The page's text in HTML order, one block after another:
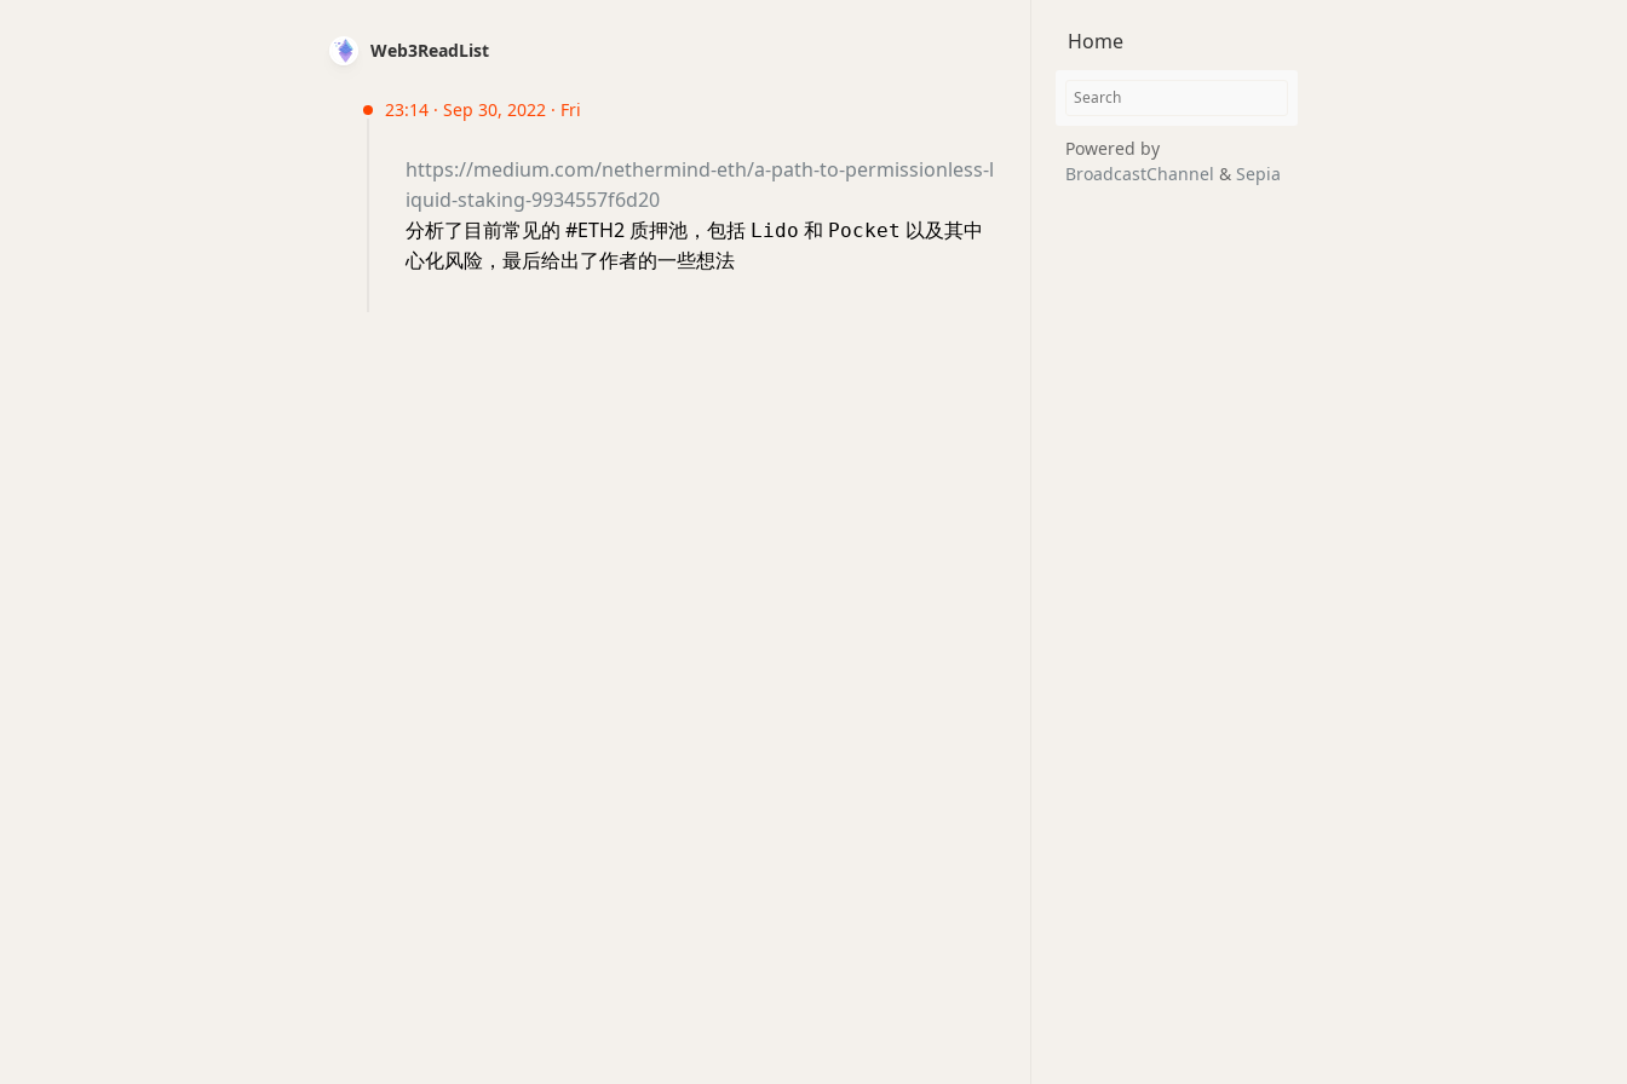
Web3ReadList
23:14 · Sep 30, 2022 · Fri
https://medium.com/nethermind-eth/a-path-to-permissionless-l
iquid-staking-9934557f6d20
分析了目前常见的 #ETH2 质押池，包括 Lido 和 Pocket 以及其中
心化风险，最后给出了作者的一些想法
Home
Powered by
BroadcastChannel & Sepia